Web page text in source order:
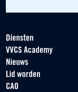
Diensten
VVCS Academy
Nieuws
Lid worden
CAO